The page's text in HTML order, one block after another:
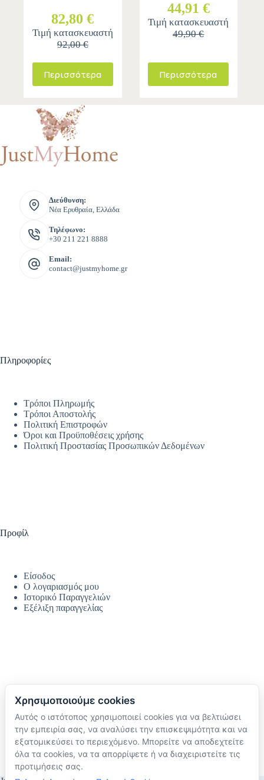
82,80 €
Τιμή κατασκευαστή
92,00 €
Περισσότερα
44,91 €
Τιμή κατασκευαστή
49,90 €
Περισσότερα
Διεύθυνση:
Νέα Ερυθραία, Ελλάδα
Τηλέφωνο:
+30 211 221 8888
Email:
contact@justmyhome.gr
Πληροφορίες
Τρόποι Πληρωμής
Τρόποι Αποστολής
Πολιτική Επιστροφών
Όροι και Προϋποθέσεις χρήσης
Πολιτική Προστασίας Προσωπικών Δεδομένων
Προφίλ
Είσοδος
Ο λογαριασμός μου
Ιστορικό Παραγγελιών
Εξέλιξη παραγγελίας
Ακολουθήστε μας
TikTok
Instagram
Facebook
Χρησιμοποιούμε cookies
Αυτός ο ιστότοπος χρησιμοποιεί cookies για να βελτιώσει
την εμπειρία σας, να αναλύσει την επισκεψιμότητα και να
εξατομικεύσει το περιεχόμενο. Μπορείτε να αποδεχτείτε
όλα τα cookies, να τα απορρίψετε ή να διαχειριστείτε τις
προτιμήσεις σας.